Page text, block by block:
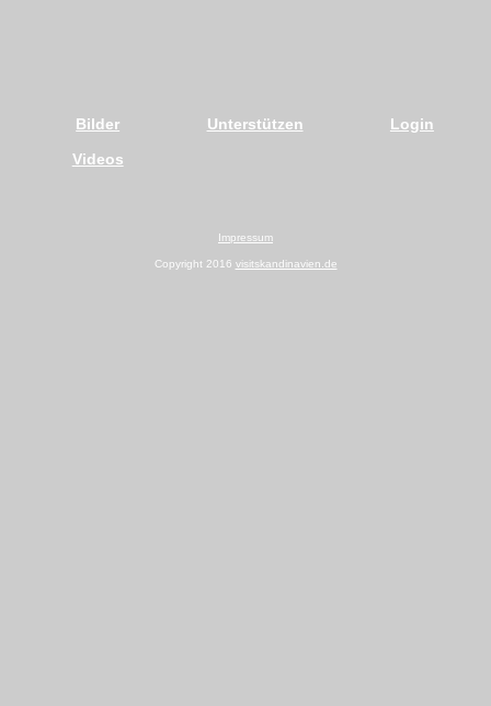
Bilder
Videos
Unterstützen Login
Impressum
Copyright 2016 visitskandinavien.de